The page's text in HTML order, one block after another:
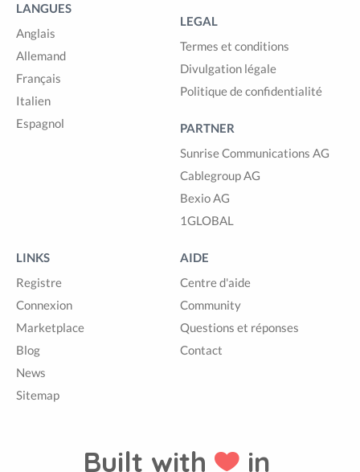
LANGUES
Anglais
Allemand
Français
Italien
Espagnol
LEGAL
Termes et conditions
Divulgation légale
Politique de confidentialité
PARTNER
Sunrise Communications AG
Cablegroup AG
Bexio AG
1GLOBAL
LINKS
Registre
Connexion
Marketplace
Blog
News
Sitemap
AIDE
Centre d'aide
Community
Questions et réponses
Contact
Built with in